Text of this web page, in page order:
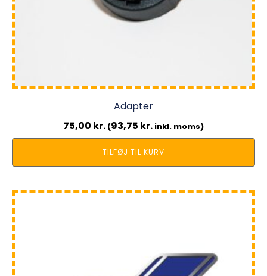
Adapter
75,00 kr. (93,75 kr. inkl. moms)
TILFØJ TIL KURV